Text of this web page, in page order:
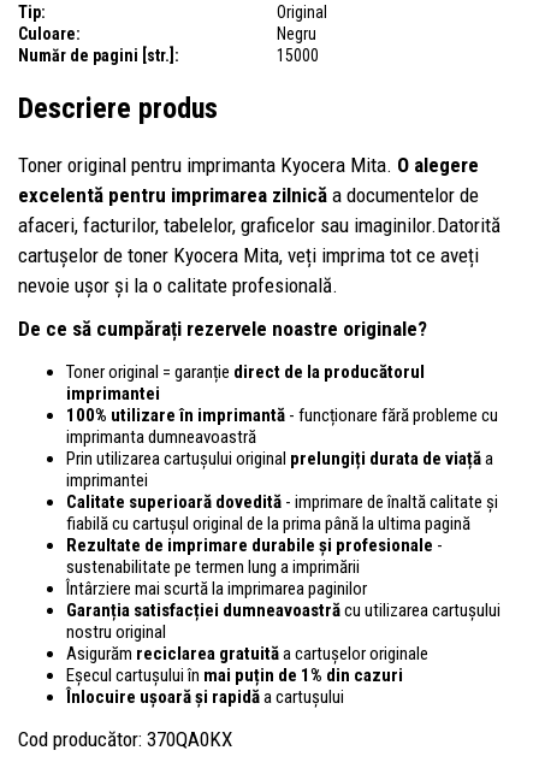
Tip:
Original
Culoare:
Negru
Număr de pagini [str.]:
15000
Descriere produs
Toner original pentru imprimanta Kyocera Mita. O alegere
excelentă pentru imprimarea zilnică a documentelor de
afaceri, facturilor, tabelelor, graficelor sau imaginilor.Datorită
cartușelor de toner Kyocera Mita, veți imprima tot ce aveți
nevoie ușor și la o calitate profesională.
De ce să cumpărați rezervele noastre originale?
Toner original = garanție direct de la producătorul
imprimantei
100% utilizare în imprimantă - funcționare fără probleme cu
imprimanta dumneavoastră
Prin utilizarea cartușului original prelungiți durata de viațăa
imprimantei
Calitate superioară dovedită - imprimare de înaltă calitate și
fiabilă cu cartușul original de la prima până la ultima pagină
Rezultate de imprimare durabile și profesionale -
sustenabilitate pe termen lung a imprimării
Întârziere mai scurtă la imprimarea paginilor
Garanția satisfacției dumneavoastrăcu utilizarea cartușului
nostru original
Asigurăm reciclarea gratuităa cartușelor originale
Eșecul cartușului în mai puțin de 1% din cazuri
Înlocuire ușoară și rapidăa cartușului
Cod producător: 370QA0KX